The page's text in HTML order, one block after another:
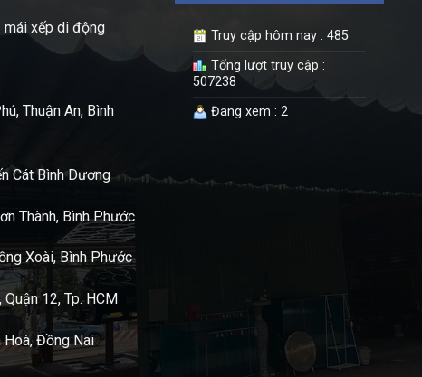
xếp di động
Thuận An, Bình
Cát Bình Dương
Thành, Bình Phước
Xoài, Bình Phước
12, Tp. HCM
Hoà, Đồng Nai
Truy cập hôm nay : 485
Tổng lượt truy cập :
507238
Đang xem : 2